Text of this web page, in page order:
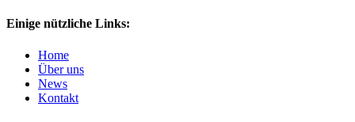
Einige nützliche Links:
Home
Über uns
News
Kontakt